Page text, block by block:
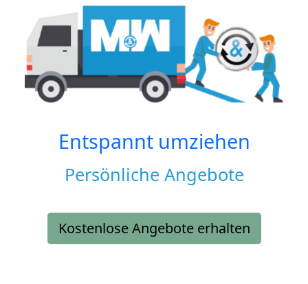
Entspannt umziehen
Persönliche Angebote
Kostenlose Angebote erhalten